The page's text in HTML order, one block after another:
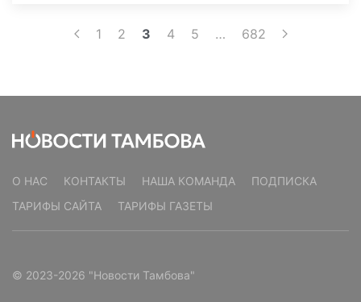
1 2 3 4 5 … 682
О НАС КОНТАКТЫ НАША КОМАНДА
ПОДПИСКА
ТАРИФЫ САЙТА
ТАРИФЫ ГАЗЕТЫ
© 2023-2026 "Новости Тамбова"